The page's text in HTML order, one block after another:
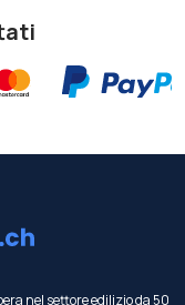
nel settore edilizio da 50